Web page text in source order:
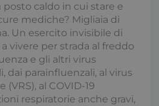
posto caldo in cui stare e
mediche? Migliaia di
Un esercito invisibile di
vivere per strada al freddo
e gli altri virus
dai parainfluenzali, al virus
(VRS), al COVID-19
respiratorie anche gravi,